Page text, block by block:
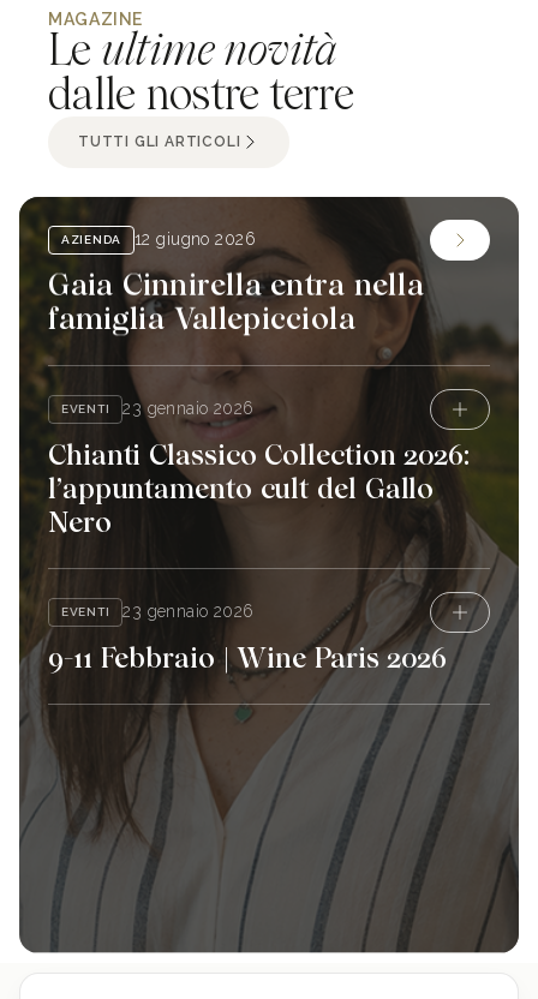
MAGAZINE
Le ultime novità
dalle nostre terre
TUTTI GLI ARTICOLI
AZIENDA 12 giugno 2026
Gaia Cinnirella entra nella
famiglia Vallepicciola
EVENTI 23 gennaio 2026
Chianti Classico Collection 2026:
l’appuntamento cult del Gallo
Nero
EVENTI 23 gennaio 2026
9-11 Febbraio | Wine Paris 2026